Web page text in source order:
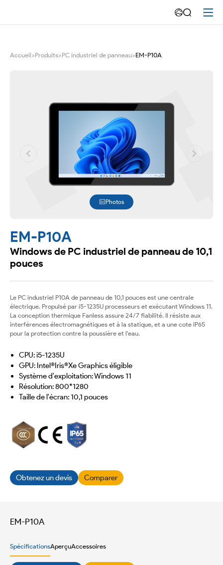
de
PC
panneau
10,1
Accueil>Produits>PC industriel de panneau>EM-P10A
Photos
EM-P10A
Windows de PC industriel de panneau de 10,1
pouces
Le PC industriel P10A de panneau de 10,1 pouces est une centrale
électrique. Propulsé par i5-1235U processeurs et exécutant Windows 11.
La conception thermique Fanless assure 24/7 fiabilité. Il résiste aux
interférences électromagnétiques et à la statique, et a une cote IP65
pour la protection contre la poussière et l'eau.
CPU: i5-1235U
GPU: Intel®Iris®Xe Graphics éligible
Système d'exploitation: Windows 11
Résolution: 800*1280
Taille de l'écran: 10,1 pouces
Obtenez un devis Comparer
EM-P10A
SpécificationsAperçuAccessoires